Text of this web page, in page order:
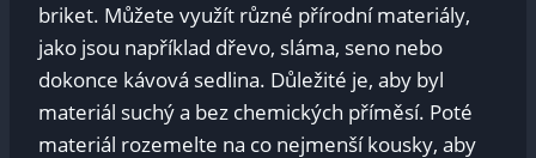
briket. Můžete využít různé přírodní materiály,
jako jsou například dřevo, sláma, seno nebo
dokonce kávová sedlina. Důležité je, aby byl
materiál suchý a bez chemických příměsí. Poté
materiál rozemelte na co nejmenší kousky, aby